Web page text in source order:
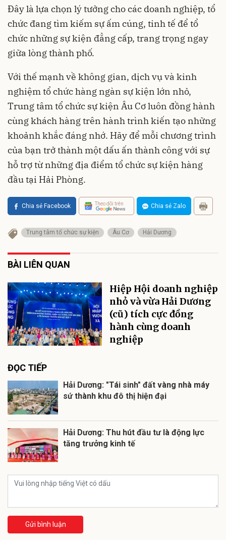
Đây là lựa chọn lý tưởng cho các doanh nghiệp, tổ
chức đang tìm kiếm sự ấm cúng, tinh tế để tổ
chức những sự kiện đẳng cấp, trang trọng ngay
giữa lòng thành phố.
Với thế mạnh về không gian, dịch vụ và kinh
nghiệm tổ chức hàng ngàn sự kiện lớn nhỏ,
Trung tâm tổ chức sự kiện Âu Cơ luôn đồng hành
cùng khách hàng trên hành trình kiến tạo những
khoảnh khắc đáng nhớ. Hãy để mỗi chương trình
của bạn trở thành một dấu ấn thành công với sự
hỗ trợ từ những địa điểm tổ chức sự kiện hàng
đầu tại Hải Phòng.
Chia sẻ Facebook Theo dõi trên Chia sẻ Zalo
Trung tâm tổ chức sự kiện Âu Cơ Hải Dương
BÀI LIÊN QUAN
Hiệp Hội doanh nghiệp
nhỏ và vừa Hải Dương
(cũ) tích cực đồng
hành cùng doanh
nghiệp
ĐỌC TIẾP
Hải Dương: "Tái sinh" đất vàng nhà máy
sứ thành khu đô thị hiện đại
Hải Dương: Thu hút đầu tư là động lực
tăng trưởng kinh tế
Gửi bình luận